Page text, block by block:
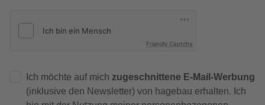
Friendly Captcha
Ich möchte auf mich zugeschnittene E-Mail-Werbung
(inklusive den Newsletter) von hagebau erhalten. Ich